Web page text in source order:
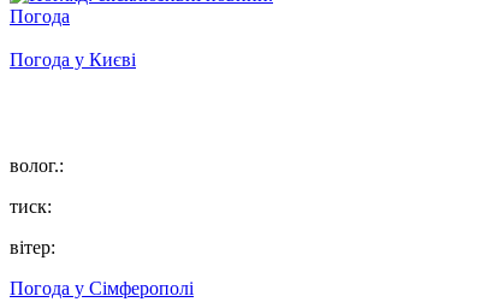
Погода
Погода у Києві
волог.:
тиск:
вітер:
Погода у Сімферополі